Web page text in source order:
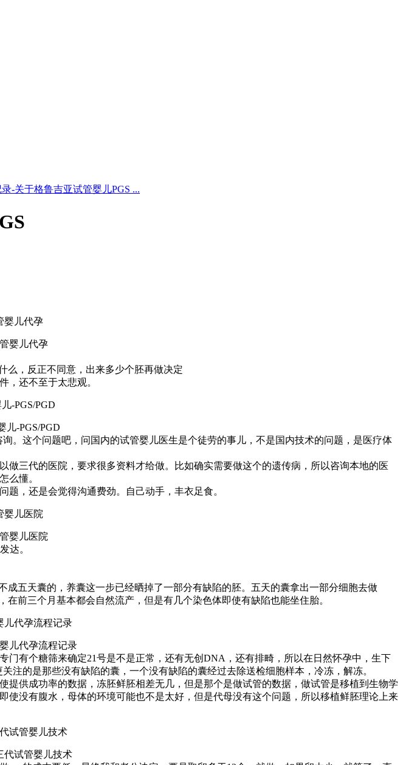
-关于格鲁吉亚试管婴儿PGS ...
婴儿代孕
么，反正不同意，出来多少个胚再做决定
，还不至于太悲观。
-PGS/PGD
。这个问题吧，问国内的试管婴儿医生是个徒劳的事儿，不是国内技术的问题，是医疗体
三代的医院，要求很多资料才给做。比如确实需要做这个的遗传病，所以咨询本地的医
么懂。
，还是会觉得沟通费劲。自己动手，丰衣足食。
婴儿医院
达。
五天囊的，养囊这一步已经晒掉了一部分有缺陷的胚。五天的囊拿出一部分细胞去做
前三个月基本都会自然流产，但是有几个染色体即使有缺陷也能坐住胎。
儿代孕流程记录
门有个糖筛来确定21号是不是正常，还有无创DNA，还有排畸，所以在日然怀孕中，生下
注的是那些没有缺陷的囊，一个没有缺陷的囊经过去除送检细胞样本，冷冻，解冻。
供成功率的数据，冻胚鲜胚相差无几，但是那个是做试管的数据，做试管是移植到生物学
没有腹水，母体的环境可能也不是太好，但是代母没有这个问题，所以移植鲜胚理论上来
试管婴儿技术